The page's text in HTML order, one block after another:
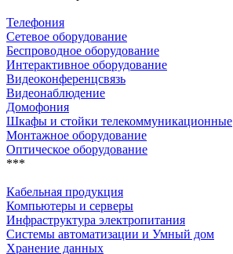
Телефония
Сетевое оборудование
Беспроводное оборудование
Интерактивное оборудование
Видеоконференцсвязь
Видеонаблюдение
Домофония
Шкафы и стойки телекоммуникационные
Монтажное оборудование
Оптическое оборудование
***
Кабельная продукция
Компьютеры и серверы
Инфраструктура электропитания
Системы автоматизации и Умный дом
Хранение данных